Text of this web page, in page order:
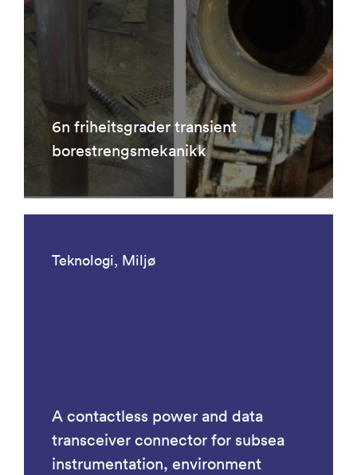
6n friheitsgrader transient
borestrengsmekanikk
Teknologi, Miljø
A contactless power and data
transceiver connector for subsea
instrumentation, environment